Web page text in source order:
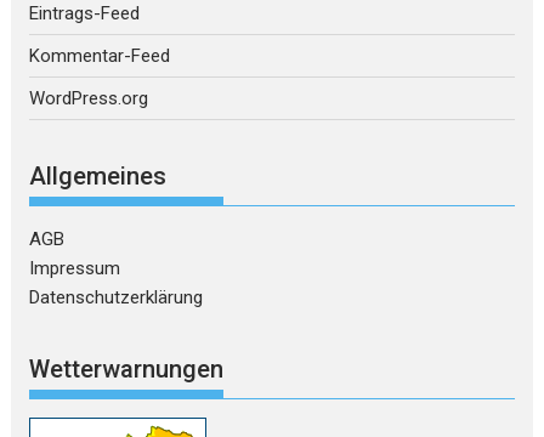
Eintrags-Feed
Kommentar-Feed
WordPress.org
Allgemeines
AGB
Impressum
Datenschutzerklärung
Wetterwarnungen